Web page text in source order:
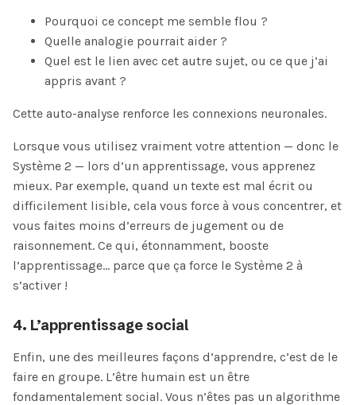
Pourquoi ce concept me semble flou ?
Quelle analogie pourrait aider ?
Quel est le lien avec cet autre sujet, ou ce que j’ai
appris avant ?
Cette auto-analyse renforce les connexions neuronales.
Lorsque vous utilisez vraiment votre attention — donc le
Système 2 — lors d’un apprentissage, vous apprenez
mieux. Par exemple, quand un texte est mal écrit ou
difficilement lisible, cela vous force à vous concentrer, et
vous faites moins d’erreurs de jugement ou de
raisonnement. Ce qui, étonnamment, booste
l’apprentissage… parce que ça force le Système 2 à
s’activer !
4. L’apprentissage social
Enfin, une des meilleures façons d’apprendre, c’est de le
faire en groupe. L’être humain est un être
fondamentalement social. Vous n’êtes pas un algorithme